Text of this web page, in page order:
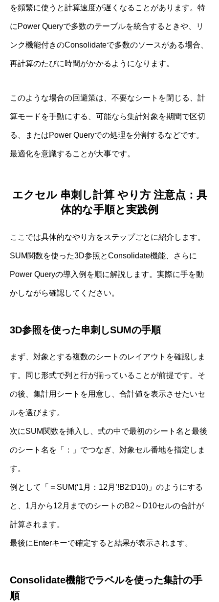
を頻繁に使うと計算速度が遅くなることがあります。特
にPower Queryで多数のテーブルを統合するときや、リ
ンク機能付きのConsolidateで多数のソースがある場合、
再計算のたびに時間がかかるようになります。
このような場合の回避策は、不要なシートを閉じる、計
算モードを手動にする、可能なら集計対象を期間で区切
る、またはPower Queryでの処理を分割するなどです。
最適化を意識することが大事です。
エクセル 串刺し計算 やり方 注意点：具
体的な手順と実践例
ここでは具体的なやり方をステップごとに紹介します。
SUM関数を使った3D参照とConsolidate機能、さらに
Power Queryの導入例を順に解説します。実際に手を動
かしながら確認してください。
3D参照を使った串刺しSUMの手順
まず、対象とする複数のシートのレイアウトを確認しま
す。同じ形式で列と行が揃っていることが前提です。そ
の後、集計用シートを用意し、合計値を表示させたいセ
ルを選びます。
次にSUM関数を挿入し、式の中で最初のシート名と最後
のシート名を「：」でつなぎ、対象セル番地を指定しま
す。
例として「＝SUM(‘1月：12月’!B2:D10)」のようにする
と、1月から12月までのシートのB2～D10セルの合計が
計算されます。
最後にEnterキーで確定すると結果が表示されます。
Consolidate機能でラベルを使った集計の手
順